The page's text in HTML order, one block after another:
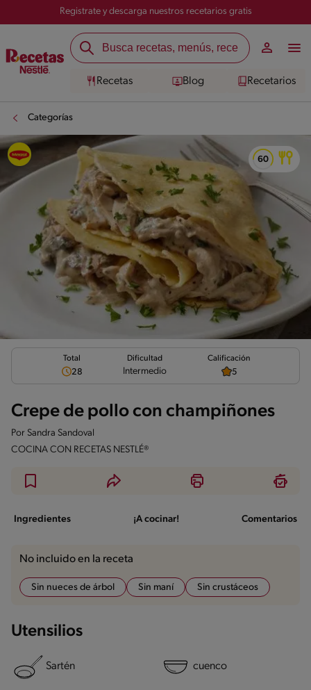
Registrate y descarga nuestros recetarios gratis
Recetas Blog Recetarios
Categorías
Total
28
Dificultad
Intermedio
Calificación
5
Crepe de pollo con champiñones
Por Sandra Sandoval
COCINA CON RECETAS NESTLÉ®
Ingredientes ¡A cocinar! Comentarios
No incluido en la receta
Sin nueces de árbol Sin maní Sin crustáceos
Utensilios
Sartén cuenco